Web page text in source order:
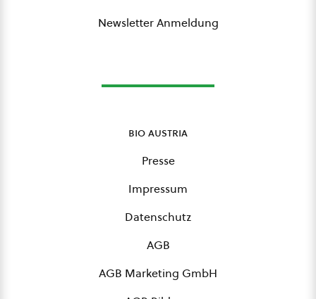
Newsletter Anmeldung
bio austria
Presse
Impressum
Datenschutz
AGB
AGB Marketing GmbH